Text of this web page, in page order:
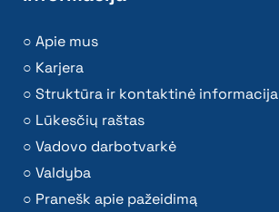
Apie mus
Karjera
Struktūra ir kontaktinė informacija
Lūkesčių raštas
Vadovo darbotvarkė
Valdyba
Pranešk apie pažeidimą